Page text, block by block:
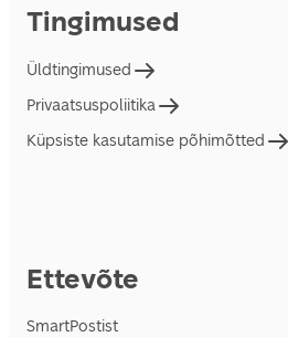
Tingimused
Üldtingimused
Privaatsuspoliitika
Küpsiste kasutamise põhimõtted
Ettevõte
SmartPostist